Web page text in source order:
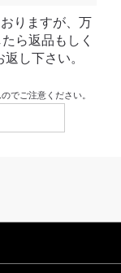
りますが、万
ら返品もしく
し下さい。
でご注意ください。